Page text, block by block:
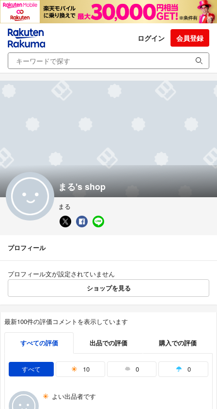
ログイン 会員登録
まる's shop
まる
プロフィール
プロフィール文が設定されていません
ショップを見る
最新100件の評価コメントを表示しています
すべての評価 出品での評価 購入での評価
すべて 10 0 0
よい出品者です